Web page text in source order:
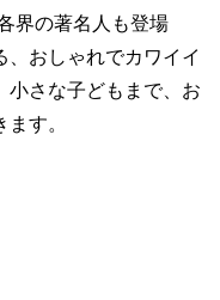
界の著名人も登場
、おしゃれでカワイイ
小さな子どもまで、お
す。